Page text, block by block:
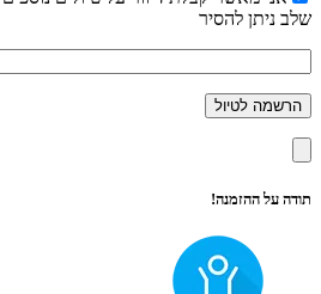
שלב ניתן להסיר
תודה על ההזמנה!